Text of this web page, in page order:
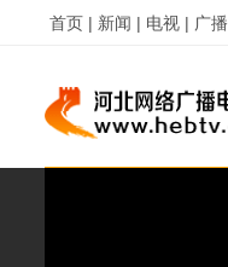
首页 | 新闻 | 电视 | 广